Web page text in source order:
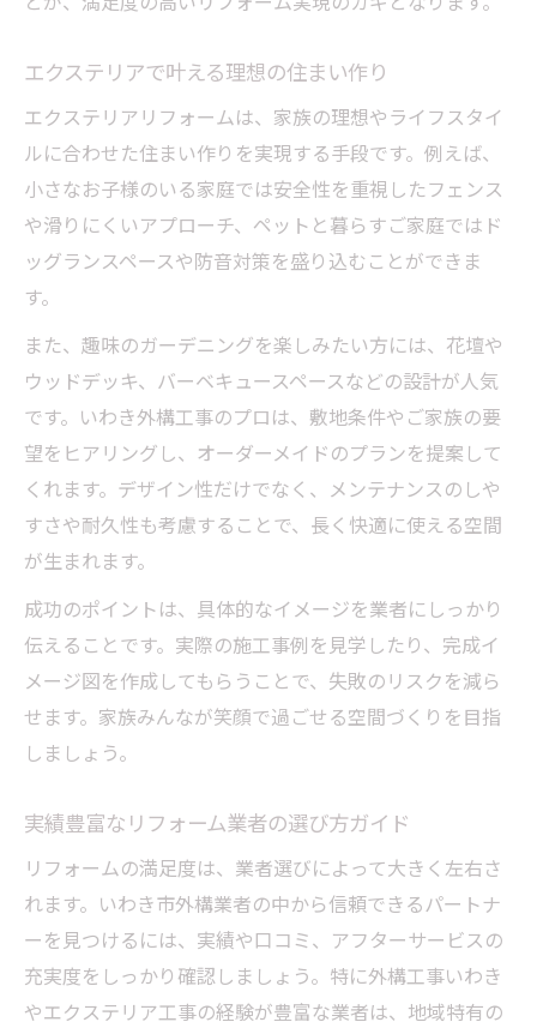
エクステリアで叶える理想の住まい作り
エクステリアリフォームは、家族の理想やライフスタイ
ルに合わせた住まい作りを実現する手段です。例えば、
小さなお子様のいる家庭では安全性を重視したフェンス
や滑りにくいアプローチ、ペットと暮らすご家庭ではド
ッグランスペースや防音対策を盛り込むことができま
す。
また、趣味のガーデニングを楽しみたい方には、花壇や
ウッドデッキ、バーベキュースペースなどの設計が人気
です。いわき外構工事のプロは、敷地条件やご家族の要
望をヒアリングし、オーダーメイドのプランを提案して
くれます。デザイン性だけでなく、メンテナンスのしや
すさや耐久性も考慮することで、長く快適に使える空間
が生まれます。
成功のポイントは、具体的なイメージを業者にしっかり
伝えることです。実際の施工事例を見学したり、完成イ
メージ図を作成してもらうことで、失敗のリスクを減ら
せます。家族みんなが笑顔で過ごせる空間づくりを目指
しましょう。
実績豊富なリフォーム業者の選び方ガイド
リフォームの満足度は、業者選びによって大きく左右さ
れます。いわき市外構業者の中から信頼できるパートナ
ーを見つけるには、実績や口コミ、アフターサービスの
充実度をしっかり確認しましょう。特に外構工事いわき
やエクステリア工事の経験が豊富な業者は、地域特有の